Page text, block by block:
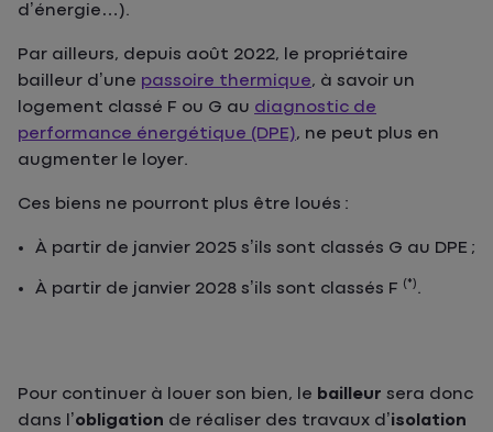
d’énergie…).
Par ailleurs, depuis août 2022, le propriétaire
bailleur d’une passoire thermique, à savoir un
logement classé F ou G au diagnostic de
performance énergétique (DPE), ne peut plus en
augmenter le loyer.
Ces biens ne pourront plus être loués :
À partir de janvier 2025 s’ils sont classés G au DPE ;
À partir de janvier 2028 s’ils sont classés F (*).
Pour continuer à louer son bien, le bailleur sera donc
dans l’obligation de réaliser des travaux d’isolation